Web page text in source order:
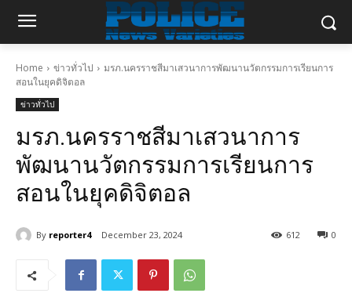
Home ข่าวทั่วไป
มรภ.นครราชสีมาเสวนาการพัฒนานวัตกรรมการเรียนการ
สอนในยุคดิจิตอล
ข่าวทั่วไป
มรภ.นครราชสีมาเสวนาการ
พัฒนานวัตกรรมการเรียนการ
สอนในยุคดิจิตอล
By reporter4 December 23, 2024 0
612